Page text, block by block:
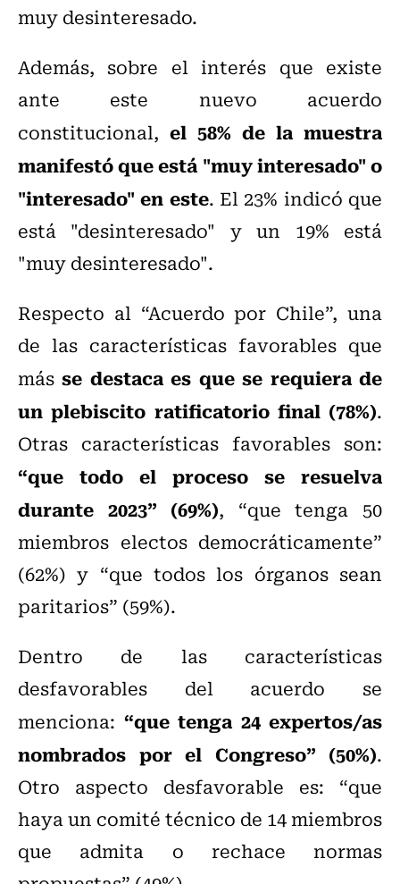
muy desinteresado.
Además, sobre el interés que existe
ante este nuevo acuerdo
constitucional, el 58% de la muestra
manifestó que está "muy interesado" o
"interesado" en este. El 23% indicó que
está "desinteresado" y un 19% está
"muy desinteresado".
Respecto al “Acuerdo por Chile”, una
de las características favorables que
másse destaca es que se requiera de
un plebiscito ratificatorio final (78%).
Otras características favorables son:
“que todo el proceso se resuelva
durante 2023” (69%), “que tenga 50
miembros electos democráticamente”
(62%) y “que todos los órganos sean
paritarios” (59%).
Dentro de las características
desfavorables del acuerdo se
menciona: “que tenga 24 expertos/as
nombrados por el Congreso” (50%).
Otro aspecto desfavorable es: “que
haya un comité técnico de 14 miembros
que admita o rechace normas